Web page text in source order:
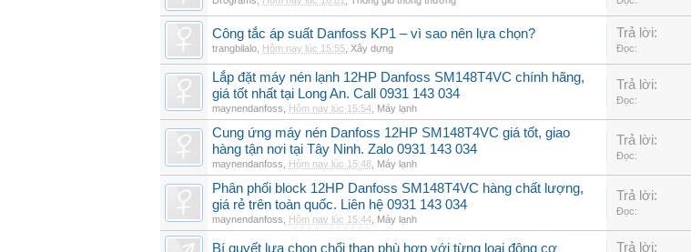
Công tắc áp suất Danfoss KP1 – vì sao nên lựa chọn?
trangbilalo Hôm nay lúc 15:55 Xây dựng
Trả lời:
Đọc:
Lắp đặt máy nén lạnh 12HP Danfoss SM148T4VC chính hãng,
giá tốt nhất tại Long An. Call 0931 143 034
maynendanfoss Hôm nay lúc 15:54 Máy lạnh
Trả lời:
Đọc:
Cung ứng máy nén Danfoss 12HP SM148T4VC giá tốt, giao
hàng tận nơi tại Tây Ninh. Zalo 0931 143 034
maynendanfoss Hôm nay lúc 15:48 Máy lạnh
Trả lời:
Đọc:
Phân phối block 12HP Danfoss SM148T4VC hàng chất lượng,
giá rẻ trên toàn quốc. Liên hệ 0931 143 034
maynendanfoss Hôm nay lúc 15:44 Máy lạnh
Trả lời:
Đọc:
Bí quyết lựa chọn chổi than phù hợp với từng loại động cơ Trả lời: